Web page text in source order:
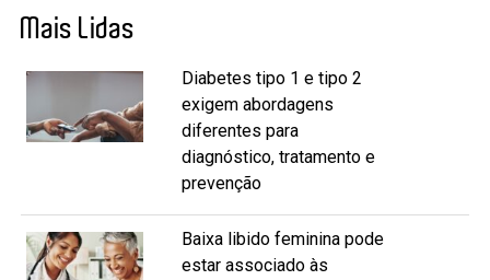
Mais Lidas
Diabetes tipo 1 e tipo 2
exigem abordagens
diferentes para
diagnóstico, tratamento e
prevenção
Baixa libido feminina pode
estar associado às